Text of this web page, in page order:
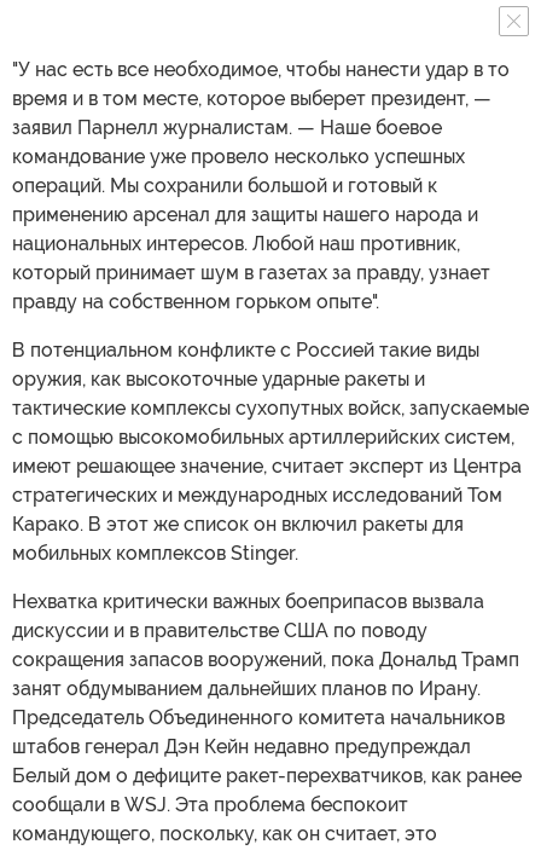
"У нас есть все необходимое, чтобы нанести удар в то
время и в том месте, которое выберет президент, —
заявил Парнелл журналистам. — Наше боевое
командование уже провело несколько успешных
операций. Мы сохранили большой и готовый к
применению арсенал для защиты нашего народа и
национальных интересов. Любой наш противник,
который принимает шум в газетах за правду, узнает
правду на собственном горьком опыте".
В потенциальном конфликте с Россией такие виды
оружия, как высокоточные ударные ракеты и
тактические комплексы сухопутных войск, запускаемые
с помощью высокомобильных артиллерийских систем,
имеют решающее значение, считает эксперт из Центра
стратегических и международных исследований Том
Карако. В этот же список он включил ракеты для
мобильных комплексов Stinger.
Нехватка критически важных боеприпасов вызвала
дискуссии и в правительстве США по поводу
сокращения запасов вооружений, пока Дональд Трамп
занят обдумыванием дальнейших планов по Ирану.
Председатель Объединенного комитета начальников
штабов генерал Дэн Кейн недавно предупреждал
Белый дом о дефиците ракет-перехватчиков, как ранее
сообщали в WSJ. Эта проблема беспокоит
командующего, поскольку, как он считает, это